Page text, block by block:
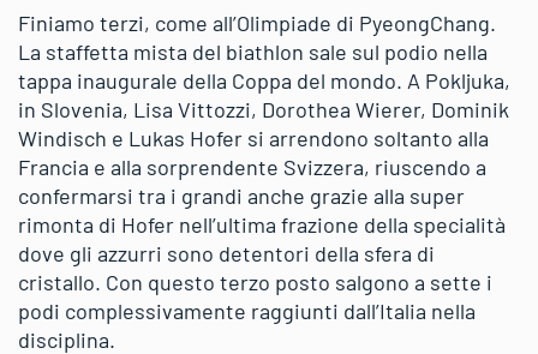
Finiamo terzi, come all’Olimpiade di PyeongChang.
La staffetta mista del biathlon sale sul podio nella
tappa inaugurale della Coppa del mondo. A Pokljuka,
in Slovenia, Lisa Vittozzi, Dorothea Wierer, Dominik
Windisch e Lukas Hofer si arrendono soltanto alla
Francia e alla sorprendente Svizzera, riuscendo a
confermarsi tra i grandi anche grazie alla super
rimonta di Hofer nell’ultima frazione della specialità
dove gli azzurri sono detentori della sfera di
cristallo. Con questo terzo posto salgono a sette i
podi complessivamente raggiunti dall’Italia nella
disciplina.